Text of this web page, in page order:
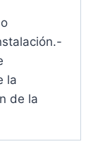
la
de la